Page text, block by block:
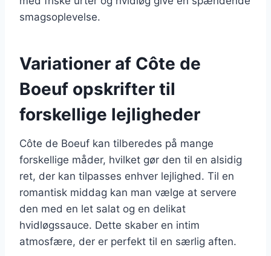
smagsoplevelse.
Variationer af Côte de
Boeuf opskrifter til
forskellige lejligheder
Côte de Boeuf kan tilberedes på mange
forskellige måder, hvilket gør den til en alsidig
ret, der kan tilpasses enhver lejlighed. Til en
romantisk middag kan man vælge at servere
den med en let salat og en delikat
hvidløgssauce. Dette skaber en intim
atmosfære, der er perfekt til en særlig aften.